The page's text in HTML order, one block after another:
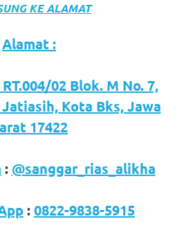
KE ALAMAT
Alamat :
02 Blok. M No. 7,
Kota Bks, Jawa
17422
: @sanggar_rias_alikha
:0822-9838-5915